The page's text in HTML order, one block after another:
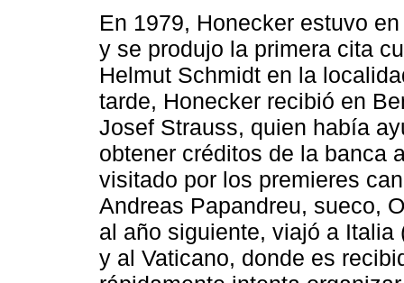
En 1979, Honecker estuvo
y se produjo la primera cita
Helmut Schmidt en la
tarde, Honecker recibió en
Josef Strauss, quien había
obtener créditos de la banca
visitado por los premieres
Andreas Papandreu, sueco,
al año siguiente, viajó a
y al Vaticano, donde es